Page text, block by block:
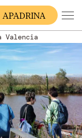
APADRINA
Valencia